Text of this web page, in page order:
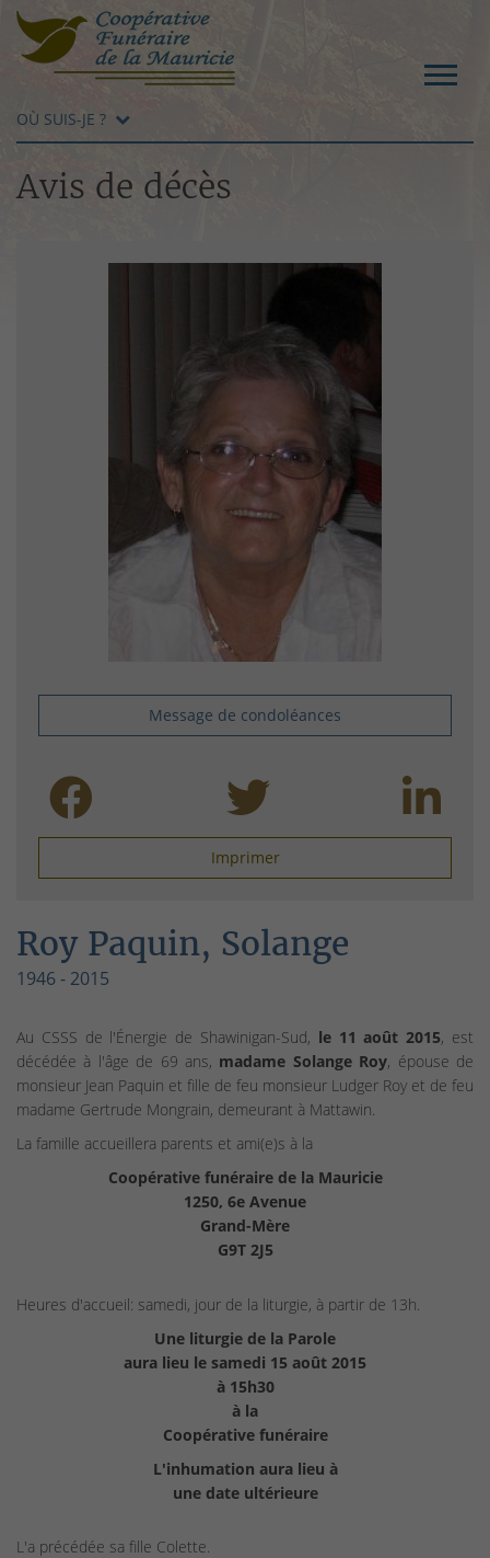
OÙ SUIS-JE ?
Avis de décès
Message de condoléances
Imprimer
Roy Paquin, Solange
1946 - 2015
Au CSSS de l'Énergie de Shawinigan-Sud, le 11 août 2015, est
décédée à l'âge de 69 ans, madame Solange Roy, épouse de
monsieur Jean Paquin et fille de feu monsieur Ludger Roy et de feu
madame Gertrude Mongrain, demeurant à Mattawin.
La famille accueillera parents et ami(e)s à la
Coopérative funéraire de la Mauricie
1250, 6e Avenue
Grand-Mère
G9T 2J5
Heures d'accueil: samedi, jour de la liturgie, à partir de 13h.
Une liturgie de la Parole
aura lieu le samedi 15 août 2015
à 15h30
à la
Coopérative funéraire
L'inhumation aura lieu à
une date ultérieure
L'a précédée sa fille Colette.